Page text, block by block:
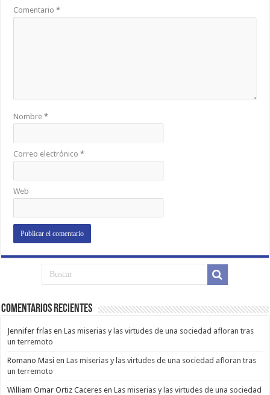
Comentario*
Nombre*
Correo electrónico*
Web
Comentarios Recientes
Jennifer frías enLas miserias y las virtudes de una sociedad afloran tras
un terremoto
Romano Masi enLas miserias y las virtudes de una sociedad afloran tras
un terremoto
William Omar Ortiz Caceres enLas miserias y las virtudes de una sociedad